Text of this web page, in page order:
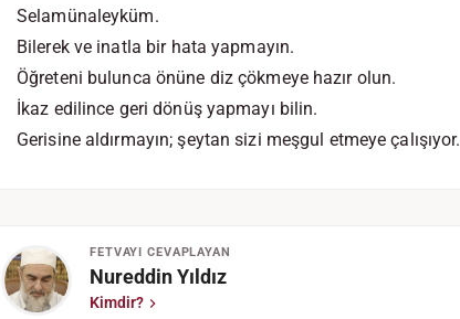
Selamünaleyküm.
Bilerek ve inatla bir hata yapmayın.
Öğreteni bulunca önüne diz çökmeye hazır olun.
İkaz edilince geri dönüş yapmayı bilin.
Gerisine aldırmayın; şeytan sizi meşgul etmeye çalışıyor.
FETVAYI CEVAPLAYAN
Nureddin Yıldız
Kimdir?